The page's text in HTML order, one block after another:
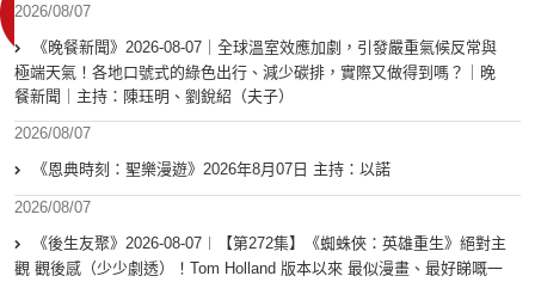
2026/08/07
《晚餐新聞》2026-08-07｜全球溫室效應加劇，引發嚴重氣候反常與
極端天氣！各地口號式的綠色出行、減少碳排，實際又做得到嗎？｜晚
餐新聞｜主持：陳珏明、劉銳紹（夫子）
2026/08/07
《恩典時刻：聖樂漫遊》2026年8月07日 主持：以諾
2026/08/07
《後生友聚》2026-08-07︱【第272集】《蜘蛛俠：英雄重生》絕對主
觀 觀後感（少少劇透）！Tom Holland 版本以來 最似漫畫、最好睇嘅一